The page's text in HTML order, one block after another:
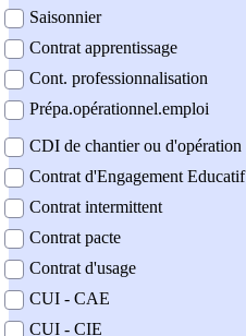
Saisonnier
Contrat apprentissage
Cont. professionnalisation
Prépa.opérationnel.emploi
CDI de chantier ou d'opération
Contrat d'Engagement Educatif
Contrat intermittent
Contrat pacte
Contrat d'usage
CUI - CAE
CUI - CIE